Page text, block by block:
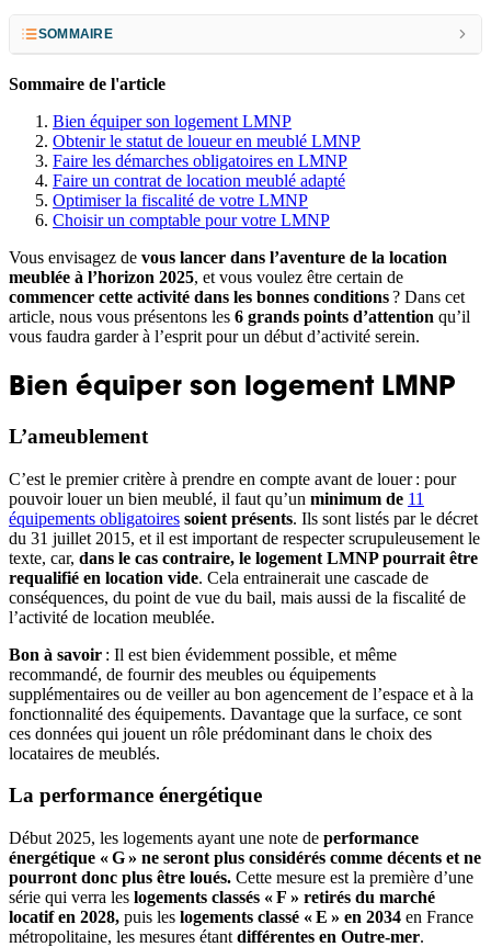
SOMMAIRE
Bien équiper son logement LMNP
Obtenir le statut de loueur en meublé LMNP
Faire les démarches obligatoires en LMNP
Faire un contrat de location meublée adapté
Optimiser la fiscalité de votre LMNP
Choisir un comptable pour votre LMNP
Sommaire de l'article
Bien équiper son logement LMNP
Obtenir le statut de loueur en meublé LMNP
Faire les démarches obligatoires en LMNP
Faire un contrat de location meublé adapté
Optimiser la fiscalité de votre LMNP
Choisir un comptable pour votre LMNP
Vous envisagez de vous lancer dans l’aventure de la location
meublée à l’horizon 2025, et vous voulez être certain de
commencer cette activité dans les bonnes conditions? Dans cet
article, nous vous présentons les 6 grands points d’attention qu’il
vous faudra garder à l’esprit pour un début d’activité serein.
Bien équiper son logement LMNP
L’ameublement
C’est le premier critère à prendre en compte avant de louer : pour
pouvoir louer un bien meublé, il faut qu’un minimum de 11
équipements obligatoires soient présents. Ils sont listés par le décret
du 31 juillet 2015, et il est important de respecter scrupuleusement le
texte, car, dans le cas contraire, le logement LMNP pourrait être
requalifié en location vide. Cela entrainerait une cascade de
conséquences, du point de vue du bail, mais aussi de la fiscalité de
l’activité de location meublée.
Bon à savoir : Il est bien évidemment possible, et même
recommandé, de fournir des meubles ou équipements
supplémentaires ou de veiller au bon agencement de l’espace et à la
fonctionnalité des équipements. Davantage que la surface, ce sont
ces données qui jouent un rôle prédominant dans le choix des
locataires de meublés.
La performance énergétique
Début 2025, les logements ayant une note de performance
énergétique « G » ne seront plus considérés comme décents et ne
pourront donc plus être loués. Cette mesure est la première d’une
série qui verra les logements classés « F » retirés du marché
locatif en 2028, puis les logements classé « E » en 2034 en France
métropolitaine, les mesures étant différentes en Outre-mer.